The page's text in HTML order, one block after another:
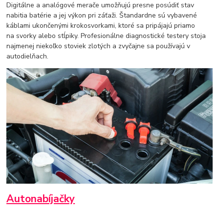
Digitálne a analógové merače umožňujú presne posúdiť stav
nabitia batérie a jej výkon pri záťaži. Štandardne sú vybavené
káblami ukončenými krokosvorkami, ktoré sa pripájajú priamo
na svorky alebo stĺpiky. Profesionálne diagnostické testery stoja
najmenej niekoľko stoviek zlotých a zvyčajne sa používajú v
autodielňach.
Autonabíjačky